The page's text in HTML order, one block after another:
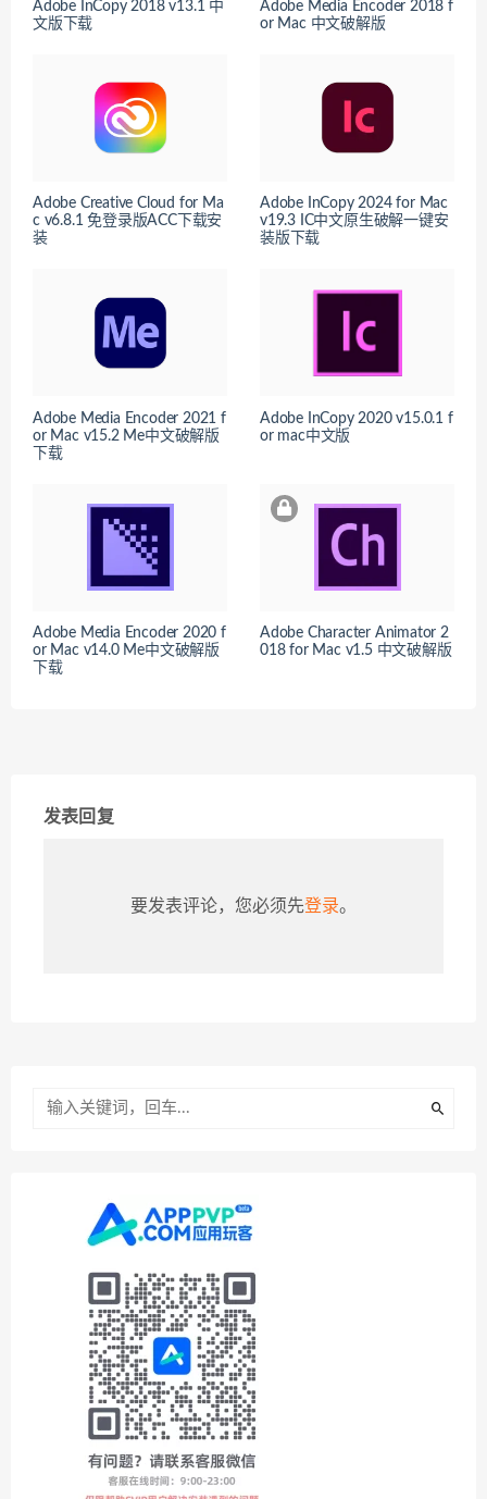
Adobe InCopy 2018 v13.1 中
文版下载
Adobe Media Encoder 2018 f
or Mac 中文破解版
Adobe Creative Cloud for Ma
c v6.8.1 免登录版ACC下载安
装
Adobe InCopy 2024 for Mac
v19.3 IC中文原生破解一键安
装版下载
Adobe Media Encoder 2021 f
or Mac v15.2 Me中文破解版
下载
Adobe InCopy 2020 v15.0.1 f
or mac中文版
Adobe Media Encoder 2020 f
or Mac v14.0 Me中文破解版
下载
Adobe Character Animator 2
018 for Mac v1.5 中文破解版
发表回复
要发表评论，您必须先登录。